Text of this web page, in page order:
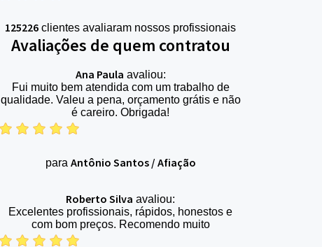
125226 clientes avaliaram nossos profissionais
Avaliações de quem contratou
Ana Paula avaliou:
Fui muito bem atendida com um trabalho de
qualidade. Valeu a pena, orçamento grátis e não
é careiro. Obrigada!
para Antônio Santos/ Afiação
Roberto Silva avaliou:
Excelentes profissionais, rápidos, honestos e
com bom preços. Recomendo muito